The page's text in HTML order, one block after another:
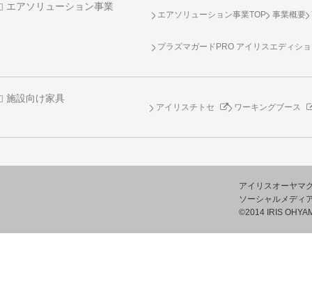
エアソリューション事業
エアソリューション事業TOP 事業概要
プラズマガードPRO アイリスエディシ
施設向け家具
アイリスチトセ ワーキングブース
アイリスオーヤマ
ソーシャルメディ
©2014 IRIS